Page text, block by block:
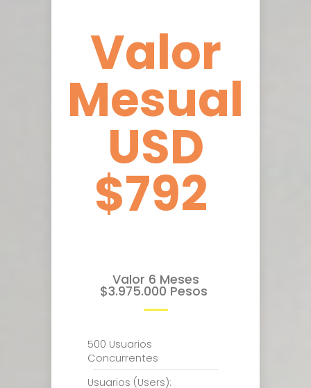
Valor
Mesual
USD
$792
Valor 6 Meses
$3.975.000 Pesos
500 Usuarios
Concurrentes
Usuarios (Users):